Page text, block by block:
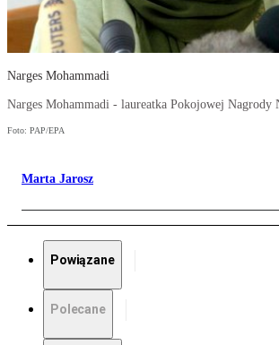
Narges Mohammadi
Narges Mohammadi - laureatka Pokojowej Nagrody
Foto: PAP/EPA
Marta Jarosz
Powiązane
Polecane